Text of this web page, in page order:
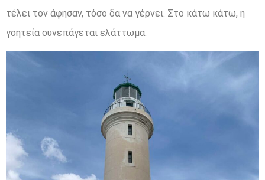
τέλει τον άφησαν, τόσο δα να γέρνει. Στο κάτω κάτω, η
γοητεία συνεπάγεται ελάττωμα.